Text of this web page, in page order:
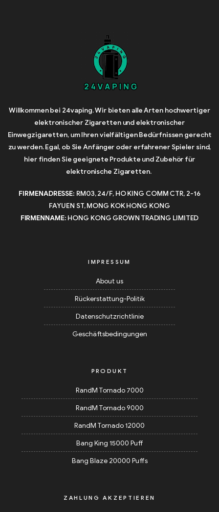
Willkommen bei 24vaping. Wir bieten alle Arten hochwertiger
elektronischer Zigaretten und elektronischer
Einwegzigaretten, um Ihren vielfältigen Bedürfnissen gerecht
zu werden. Egal, ob Sie Anfänger oder erfahrener Spieler sind,
hier finden Sie geeignete Produkte und Zubehör für
elektronische Zigaretten.
FIRMENADRESSE: RM03, 24/F, HO KING COMM CTR, 2-16
FAYUEN ST, MONG KOK HONG KONG
FIRMENNAME: HONG KONG GROWN TRADING LIMITED
IMPRESSUM
About us
Rückerstattung-Politik
Datenschutzrichtlinie
Geschäftsbedingungen
PRODUKT
RandM Tornado 7000
RandM Tornado 9000
RandM Tornado 12000
Bang King 15000 Puff
Bang Blaze 20000 Puffs
ZAHLUNG AKZEPTIEREN